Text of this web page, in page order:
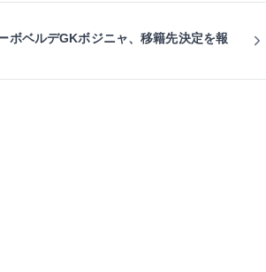
ボベルデGKボジニャ、移籍先決定を報